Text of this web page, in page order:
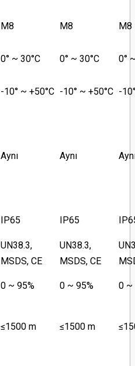
M8 M8 M8
0° ~ 30°C 0° ~ 30°C 0°
-10° ~ +50°C -10° ~ +50°C -
Aynı Aynı
IP65 IP65
UN38.3,
MSDS, CE
UN38.3,
MSDS, CE
0 ~ 95% 0 ~ 95% 0 ~
≤1500 m ≤1500 m